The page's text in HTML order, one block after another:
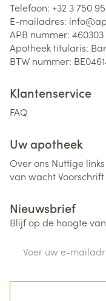
Telefoon: +32 3 750
E-mailadres: info@
APB nummer: 460303
Apotheek titularis:
BTW nummer:
Klantenservice
FAQ
Uw apotheek
Over ons Nuttige links
van wachtVoorschrift
Nieuwsbrief
Blijf op de hoogte